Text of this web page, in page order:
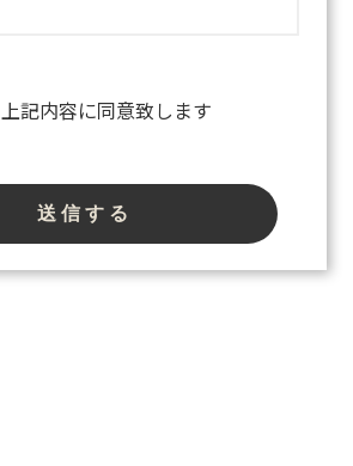
上記内容に同意致します